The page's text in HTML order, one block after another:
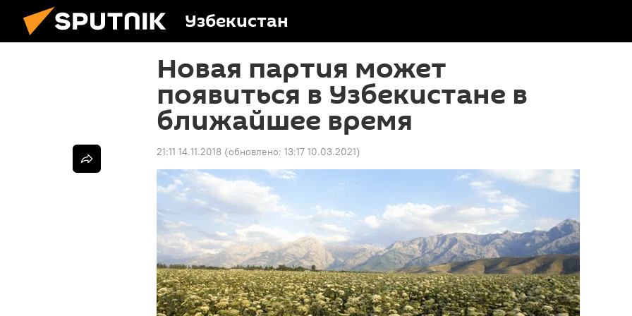
Узбекистан
Новая партия может
появиться в Узбекистане в
ближайшее время
21:11 14.11.2018 (обновлено: 13:17 10.03.2021)